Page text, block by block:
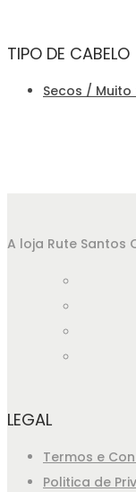
TIPO DE CABELO
Secos / Muito
A loja Rute
LEGAL
Termos e
Politica de